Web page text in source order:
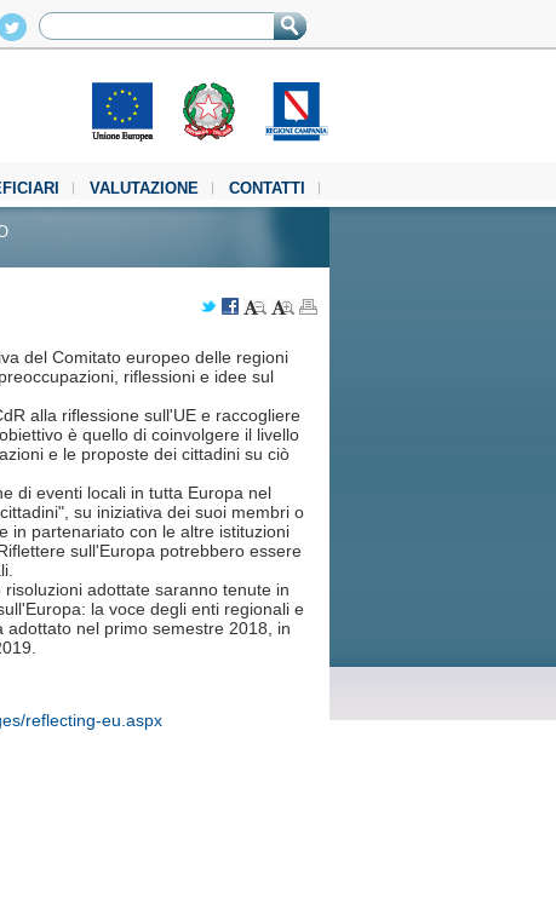
VALUTAZIONE
CONTATTI
del Comitato europeo delle regioni
riflessioni e idee sul
alla riflessione sull'UE e raccogliere
è quello di coinvolgere il livello
e le proposte dei cittadini su ciò
di eventi locali in tutta Europa nel
su iniziativa dei suoi membri o
in partenariato con le altre istituzioni
sull'Europa potrebbero essere
adottate saranno tenute in
la voce degli enti regionali e
nel primo semestre 2018, in
reflecting-eu.aspx